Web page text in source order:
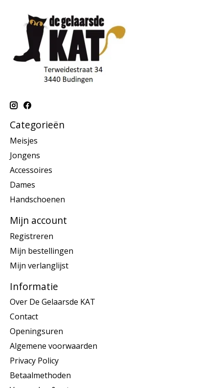
Categorieën
Meisjes
Jongens
Accessoires
Dames
Handschoenen
Mijn account
Registreren
Mijn bestellingen
Mijn verlanglijst
Informatie
Over De Gelaarsde KAT
Contact
Openingsuren
Algemene voorwaarden
Privacy Policy
Betaalmethoden